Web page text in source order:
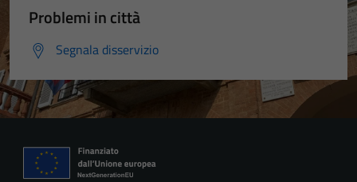
Problemi in città
Segnala disservizio